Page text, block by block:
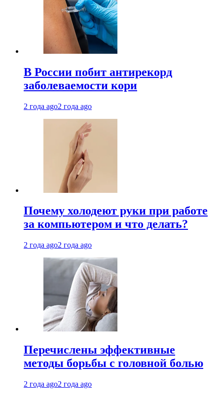
В России побит антирекорд
заболеваемости кори
2 года ago2 года ago
Почему холодеют руки при работе
за компьютером и что делать?
2 года ago2 года ago
Перечислены эффективные
методы борьбы с головной болью
2 года ago2 года ago